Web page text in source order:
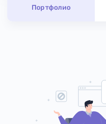
Портфолио